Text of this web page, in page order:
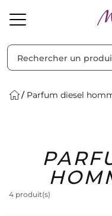
Solaire Homme
Parfum diesel
4 produit(s)